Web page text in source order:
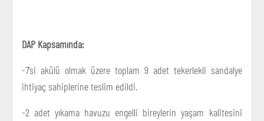
DAP Kapsamında:
-7’si akülü olmak üzere toplam 9 adet tekerlekli sandalye
ihtiyaç sahiplerine teslim edildi.
-2 adet yıkama havuzu engelli bireylerin yaşam kalitesini